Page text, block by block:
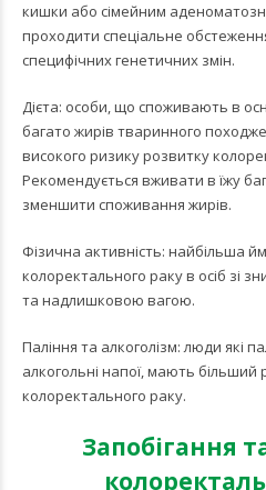
кишки або сімейним
проходити спеціальне
специфічних генетичних змін.
Дієта: особи, що споживають в
багато жирів тваринного
високого ризику розвитку
Рекомендується вживати в їжу
зменшити споживання жирів.
Фізична активність: найбільша
колоректального раку в осіб зі
та надлишковою вагою.
Паління та алкоголізм: люди які
алкогольні напої, мають більший
колоректального раку.
Запобігання